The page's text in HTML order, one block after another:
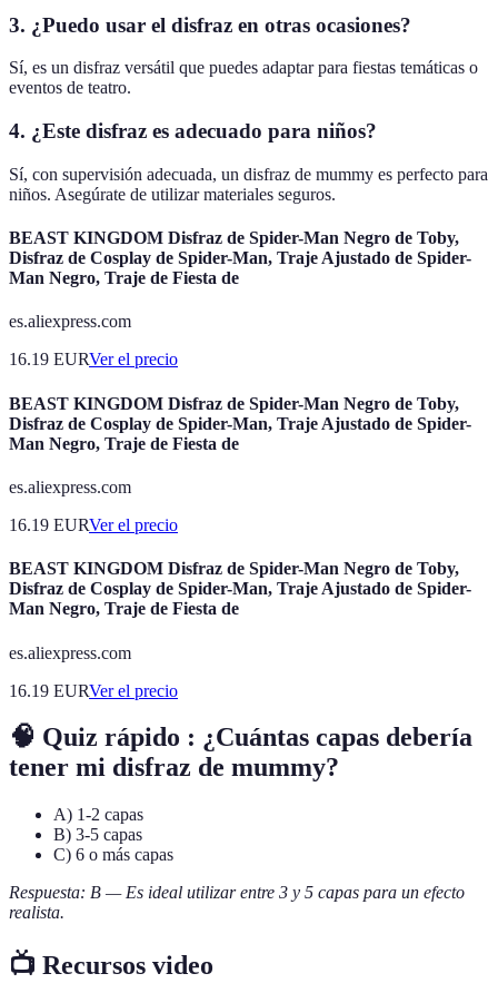
3. ¿Puedo usar el disfraz en otras ocasiones?
Sí, es un disfraz versátil que puedes adaptar para fiestas temáticas o
eventos de teatro.
4. ¿Este disfraz es adecuado para niños?
Sí, con supervisión adecuada, un disfraz de mummy es perfecto para
niños. Asegúrate de utilizar materiales seguros.
BEAST KINGDOM Disfraz de Spider-Man Negro de Toby,
Disfraz de Cosplay de Spider-Man, Traje Ajustado de Spider-
Man Negro, Traje de Fiesta de
es.aliexpress.com
16.19 EURVer el precio
BEAST KINGDOM Disfraz de Spider-Man Negro de Toby,
Disfraz de Cosplay de Spider-Man, Traje Ajustado de Spider-
Man Negro, Traje de Fiesta de
es.aliexpress.com
16.19 EURVer el precio
BEAST KINGDOM Disfraz de Spider-Man Negro de Toby,
Disfraz de Cosplay de Spider-Man, Traje Ajustado de Spider-
Man Negro, Traje de Fiesta de
es.aliexpress.com
16.19 EURVer el precio
🧠 Quiz rápido : ¿Cuántas capas debería
tener mi disfraz de mummy?
A) 1-2 capas
B) 3-5 capas
C) 6 o más capas
Respuesta: B — Es ideal utilizar entre 3 y 5 capas para un efecto
realista.
📺 Recursos video